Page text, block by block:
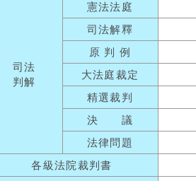
司法
判解
憲法法庭
司法解釋
原 判 例
大法庭裁定
精選裁判
決 議
法律問題
各級法院裁判書